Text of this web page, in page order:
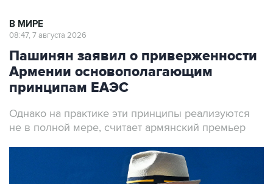
В МИРЕ
08:47, 7 августа 2026
Пашинян заявил о приверженности
Армении основополагающим
принципам ЕАЭС
Однако на практике эти принципы реализуются
не в полной мере, считает армянский премьер